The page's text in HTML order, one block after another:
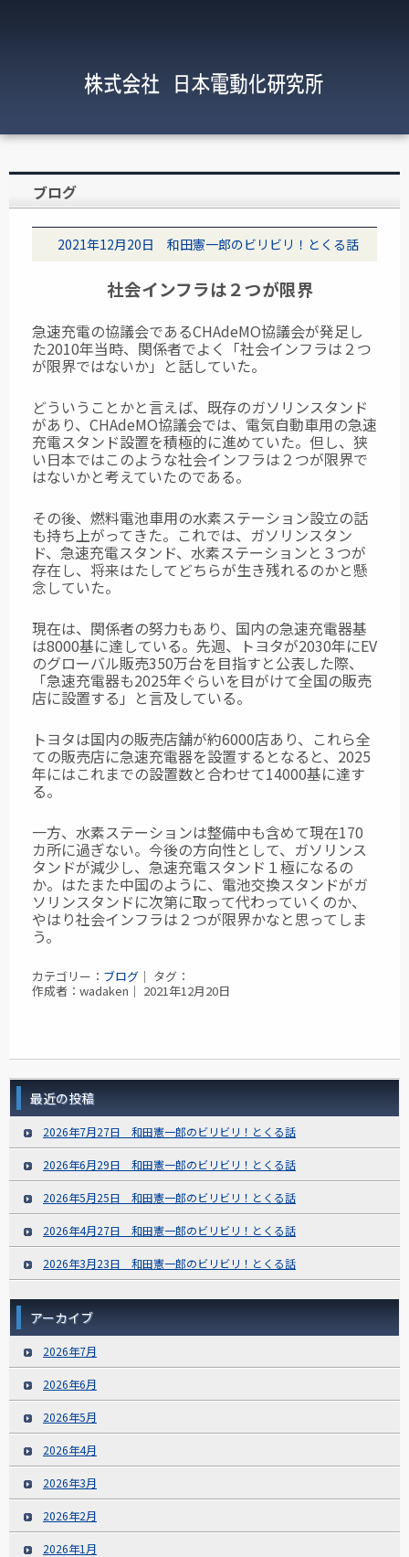
ブログ
2021年12月20日 和田憲一郎のビリビリ！とくる話
社会インフラは２つが限界
急速充電の協議会であるCHAdeMO協議会が発足し
た2010年当時、関係者でよく「社会インフラは２つ
が限界ではないか」と話していた。
どういうことかと言えば、既存のガソリンスタンド
があり、CHAdeMO協議会では、電気自動車用の急速
充電スタンド設置を積極的に進めていた。但し、狭
い日本ではこのような社会インフラは２つが限界で
はないかと考えていたのである。
その後、燃料電池車用の水素ステーション設立の話
も持ち上がってきた。これでは、ガソリンスタン
ド、急速充電スタンド、水素ステーションと３つが
存在し、将来はたしてどちらが生き残れるのかと懸
念していた。
現在は、関係者の努力もあり、国内の急速充電器基
は8000基に達している。先週、トヨタが2030年にEV
のグローバル販売350万台を目指すと公表した際、
「急速充電器も2025年ぐらいを目がけて全国の販売
店に設置する」と言及している。
トヨタは国内の販売店舗が約6000店あり、これら全
ての販売店に急速充電器を設置するとなると、2025
年にはこれまでの設置数と合わせて14000基に達す
る。
一方、水素ステーションは整備中も含めて現在170
カ所に過ぎない。今後の方向性として、ガソリンス
タンドが減少し、急速充電スタンド１極になるの
か。はたまた中国のように、電池交換スタンドがガ
ソリンスタンドに次第に取って代わっていくのか、
やはり社会インフラは２つが限界かなと思ってしま
う。
カテゴリー： ブログ ｜ タグ：
作成者：wadaken｜ 2021年12月20日
最近の投稿
2026年7月27日 和田憲一郎のビリビリ！とくる話
2026年6月29日 和田憲一郎のビリビリ！とくる話
2026年5月25日 和田憲一郎のビリビリ！とくる話
2026年4月27日 和田憲一郎のビリビリ！とくる話
2026年3月23日 和田憲一郎のビリビリ！とくる話
アーカイブ
2026年7月
2026年6月
2026年5月
2026年4月
2026年3月
2026年2月
2026年1月